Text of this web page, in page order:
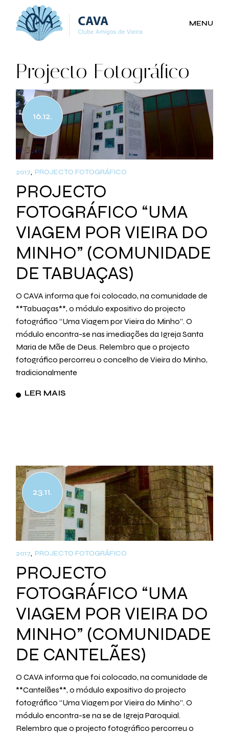
content
MENU
Projecto Fotográfico
16.12.
2017 PROJECTO FOTOGRÁFICO
PROJECTO
FOTOGRÁFICO “UMA
VIAGEM POR VIEIRA DO
MINHO” (COMUNIDADE
DE TABUAÇAS)
O CAVA informa que foi colocado, na comunidade de
**Tabuaças**, o módulo expositivo do projecto
fotográfico “Uma Viagem por Vieira do Minho”. O
módulo encontra-se nas imediações da Igreja Santa
Maria de Mãe de Deus. Relembro que o projecto
fotográfico percorreu o concelho de Vieira do Minho,
tradicionalmente
LER MAIS
23.11.
2017 PROJECTO FOTOGRÁFICO
PROJECTO
FOTOGRÁFICO “UMA
VIAGEM POR VIEIRA DO
MINHO” (COMUNIDADE
DE CANTELÃES)
O CAVA informa que foi colocado, na comunidade de
**Cantelães**, o módulo expositivo do projecto
fotográfico “Uma Viagem por Vieira do Minho”. O
módulo encontra-se na se de Igreja Paroquial.
Relembro que o projecto fotográfico percorreu o